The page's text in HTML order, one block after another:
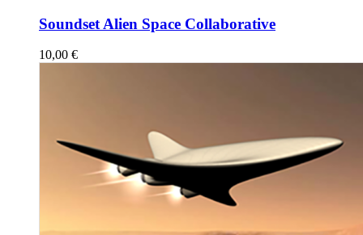
Soundset Alien Space Collaborative
10,00 €